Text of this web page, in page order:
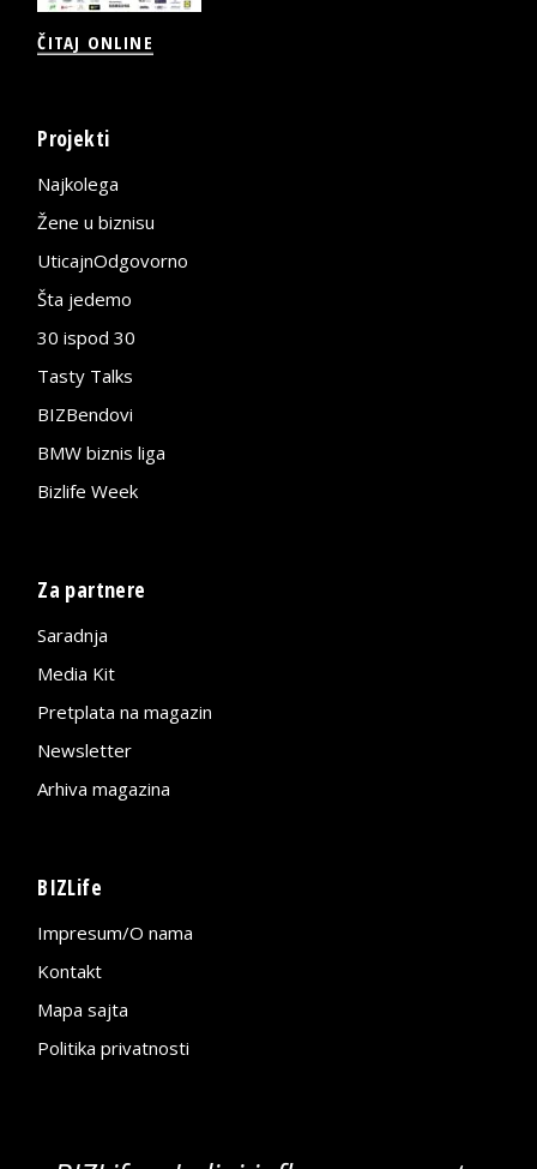
ČITAJ ONLINE
Projekti
Najkolega
Žene u biznisu
UticajnOdgovorno
Šta jedemo
30 ispod 30
Tasty Talks
BIZBendovi
BMW biznis liga
Bizlife Week
Za partnere
Saradnja
Media Kit
Pretplata na magazin
Newsletter
Arhiva magazina
BIZLife
Impresum/O nama
Kontakt
Mapa sajta
Politika privatnosti